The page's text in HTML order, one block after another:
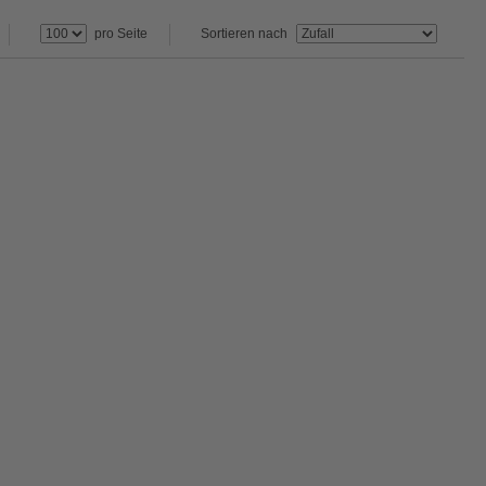
pro Seite Sortieren nach